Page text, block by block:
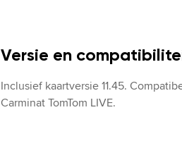
Versie en
Inclusief kaartversie 11.45.
Carminat TomTom LIVE.